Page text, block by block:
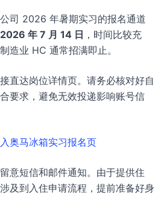
司 2026 年暑期实习的报名通道
2026 年 7 月 14 日 ，时间比较充
造业 HC 通常招满即止。
直达岗位详情页。请务必核对好自
要求，避免无效投递影响账号信
奥马冰箱实习报名页
意短信和邮件通知。由于提供住
及到入住申请流程，提前准备好身